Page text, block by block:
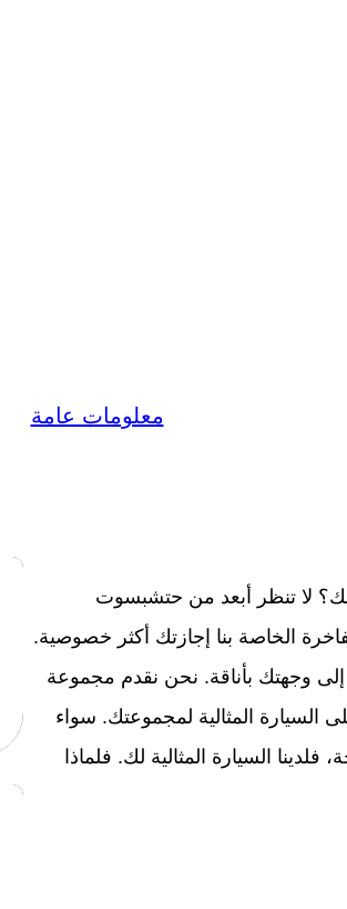
معلومات عامة
لا تنظر أبعد من حتشبسوت
الخاصة بنا إجازتك أكثر خصوصية.
إلى وجهتك بأناقة. نحن نقدم مجموعة
السيارة المثالية لمجموعتك. سواء
السيارة المثالية لك. فلماذا